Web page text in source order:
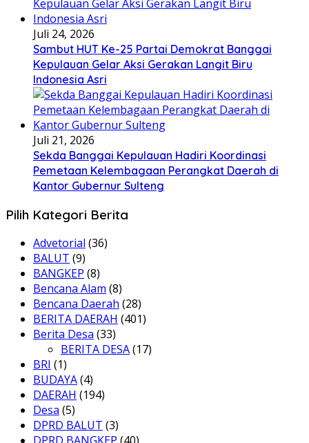
Juli 24, 2026
Sambut HUT Ke-25 Partai Demokrat Banggai
Kepulauan Gelar Aksi Gerakan Langit Biru
Indonesia Asri
Juli 21, 2026
Sekda Banggai Kepulauan Hadiri Koordinasi
Pemetaan Kelembagaan Perangkat Daerah di
Kantor Gubernur Sulteng
Pilih Kategori Berita
Advetorial (36)
BALUT (9)
BANGKEP (8)
Bencana Alam (8)
Bencana Daerah (28)
BERITA DAERAH (401)
Berita Desa (33)
BERITA DESA(17)
BRI (1)
BUDAYA(4)
DAERAH (194)
Desa (5)
DPRD BALUT (3)